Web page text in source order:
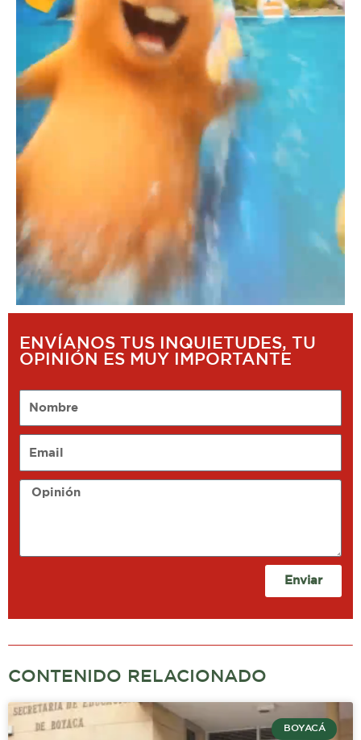
ENVÍANOS TUS INQUIETUDES, TU
OPINIÓN ES MUY IMPORTANTE
Opinión
Enviar
CONTENIDO RELACIONADO
BOYACÁ